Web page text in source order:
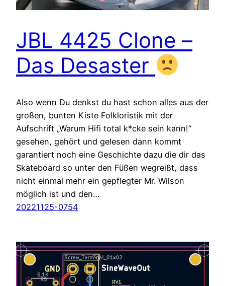
JBL 4425 Clone –
Das Desaster
Also wenn Du denkst du hast schon alles aus der
großen, bunten Kiste Folkloristik mit der
Aufschrift „Warum Hifi total k*cke sein kann!“
gesehen, gehört und gelesen dann kommt
garantiert noch eine Geschichte dazu die dir das
Skateboard so unter den Füßen wegreißt, dass
nicht einmal mehr ein gepflegter Mr. Wilson
möglich ist und den…
20221125-0754